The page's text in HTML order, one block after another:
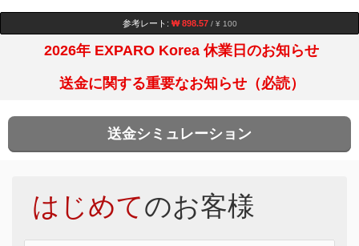
参考レート: ₩ 898.57/ ¥ 100
2026年 EXPARO Korea 休業日のお知らせ
送金に関する重要なお知らせ（必読）
送金シミュレーション
はじめてのお客様